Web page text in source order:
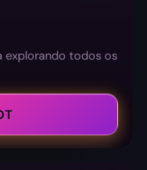
explorando todos os